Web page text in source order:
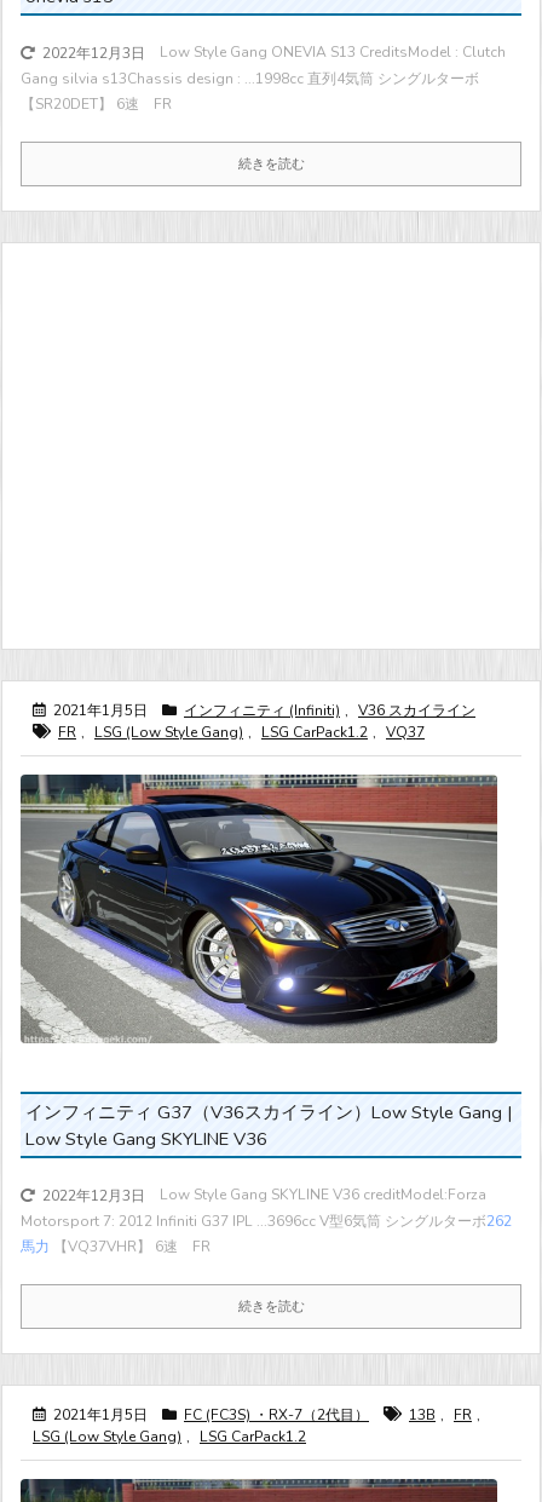
2022年12月3日
Low Style Gang ONEVIA S13 CreditsModel : Clutch
Gang silvia s13Chassis design : ...1998cc 直列4気筒 シングルターボ
【SR20DET】 6速 FR
続きを読む
2021年1月5日 インフィニティ (Infiniti) , V36 スカイライン
FR , LSG (Low Style Gang) , LSG CarPack1.2 , VQ37
インフィニティ G37（V36スカイライン）Low Style Gang |
Low Style Gang SKYLINE V36
2022年12月3日
Low Style Gang SKYLINE V36 creditModel:Forza
Motorsport 7: 2012 Infiniti G37 IPL ...3696cc V型6気筒 シングルターボ262
馬力 【VQ37VHR】 6速 FR
続きを読む
2021年1月5日 FC (FC3S) ・RX-7（2代目） 13B , FR ,
LSG (Low Style Gang) , LSG CarPack1.2